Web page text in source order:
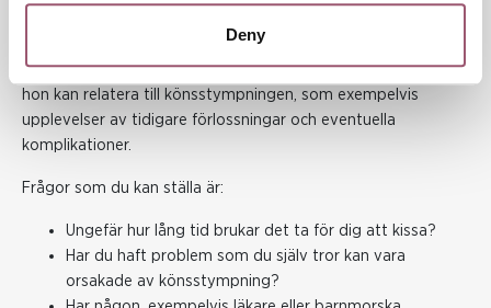
Deny
Om du möter en kvinna som är utsatt för könsstympning kan
du även ställa frågor om fysiska eller psykiska besvär som
hon kan relatera till könsstympningen, som exempelvis
upplevelser av tidigare förlossningar och eventuella
komplikationer.
Frågor som du kan ställa är:
Ungefär hur lång tid brukar det ta för dig att kissa?
Har du haft problem som du själv tror kan vara
orsakade av könsstympning?